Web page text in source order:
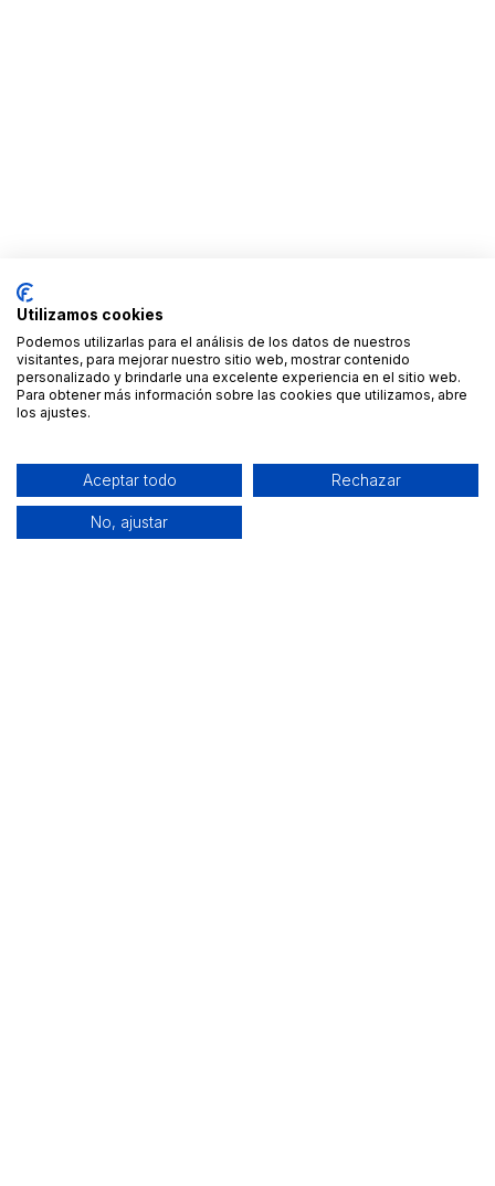
Utilizamos cookies
Podemos utilizarlas para el análisis de los datos de nuestros
visitantes, para mejorar nuestro sitio web, mostrar contenido
personalizado y brindarle una excelente experiencia en el sitio web.
Para obtener más información sobre las cookies que utilizamos, abre
los ajustes.
Aceptar todo Rechazar
No, ajustar